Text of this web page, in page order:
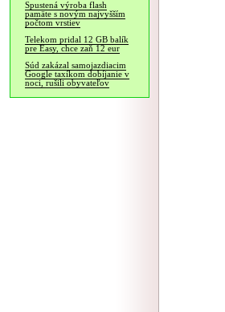
Spustená výroba flash
pamäte s novým najvyšším
počtom vrstiev
Telekom pridal 12 GB balík
pre Easy, chce zaň 12 eur
Súd zakázal samojazdiacim
Google taxíkom dobíjanie v
noci, rušili obyvateľov